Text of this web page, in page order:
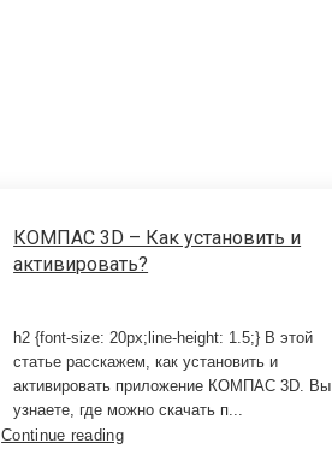
КОМПАС 3D – Как установить и
активировать?
h2 {font-size: 20px;line-height: 1.5;} В этой
статье расскажем, как установить и
активировать приложение КОМПАС 3D. Вы
узнаете, где можно скачать п...
Continue reading